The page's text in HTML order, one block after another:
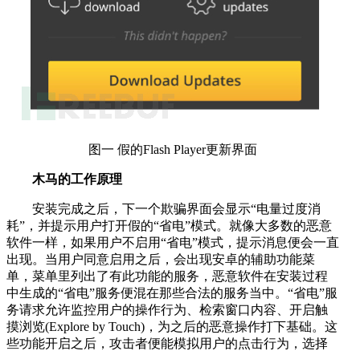
图一 假的Flash Player更新界面
木马的工作原理
安装完成之后，下一个欺骗界面会显示“电量过度消
耗”，并提示用户打开假的“省电”模式。就像大多数的恶意
软件一样，如果用户不启用“省电”模式，提示消息便会一直
出现。当用户同意启用之后，会出现安卓的辅助功能菜
单，菜单里列出了有此功能的服务，恶意软件在安装过程
中生成的“省电”服务便混在那些合法的服务当中。“省电”服
务请求允许监控用户的操作行为、检索窗口内容、开启触
摸浏览(Explore by Touch)，为之后的恶意操作打下基础。这
些功能开启之后，攻击者便能模拟用户的点击行为，选择